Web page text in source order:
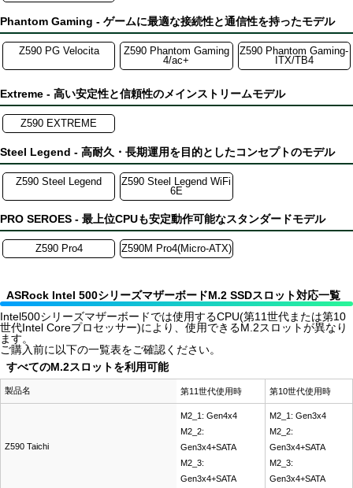
Phantom Gaming - ゲームに最適な接続性と通信性を持ったモデル
Z590 PG Velocita
Z590 Phantom Gaming
4/ac+
Z590 Phantom Gaming-
ITX/TB4
Extreme - 高い安定性と信頼性のメインストリームモデル
Z590 EXTREME
Steel Legend - 高耐久・長期運用を目的としたコンセプトのモデル
Z590 Steel Legend
Z590 Steel Legend WiFi
6E
PRO SEROES - 最上位CPUも安定動作可能なスタンダードモデル
Z590 Pro4 Z590M Pro4(Micro-ATX)
ASRock Intel 500シリーズマザーボードM.2 SSDスロット対応一覧
Intel500シリーズマザーボードでは使用するCPU(第11世代または第10
世代Intel Coreプロセッサー)により、使用できるM.2スロットが異なり
ます。
ご購入前に以下の一覧表をご確認ください。
すべてのM.2スロットを利用可能
製品名 第11世代使用時 第10世代使用時
Z590 Taichi
M2_1: Gen4x4
M2_2:
Gen3x4+SATA
M2_3:
Gen3x4+SATA
M2_1: Gen3x4
M2_2:
Gen3x4+SATA
M2_3:
Gen3x4+SATA